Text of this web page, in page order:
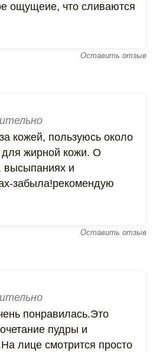
ощущеие, что сливаются
Оставить отзыв
кожей, пользуюсь около
для жирной кожи. О
высыпаниях и
забыла!рекомендую
Оставить отзыв
понравилась.Это
пудры и
лице смотрится просто